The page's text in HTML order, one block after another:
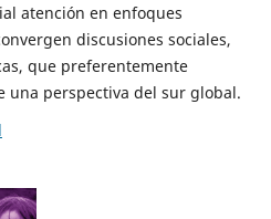
atención en enfoques
discusiones sociales,
que preferentemente
una perspectiva del sur global.